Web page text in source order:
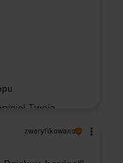
że do nas
Twoja
torze :) Z
zweryfikowano